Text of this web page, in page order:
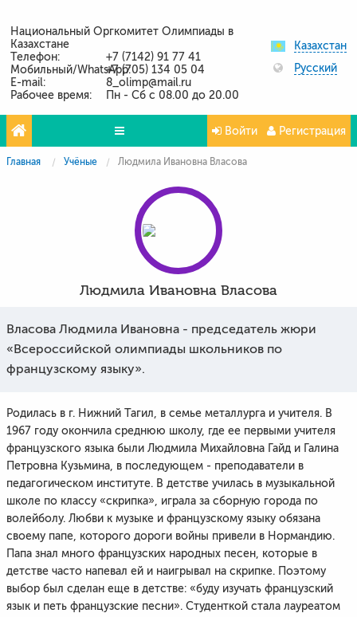
Национальный Оргкомитет Олимпиады в
Казахстане
Телефон:
+7 (7142) 91 77 41
Мобильный/WhatsApp:+7 (705) 134 05 04
E-mail:
8_olimp@mail.ru
Рабочее время:
Пн - Сб с 08.00 до 20.00
Казахстан
Русский
Олимпиады
Войти Регистрация
Главная Учёные Людмила Ивановна Власова
Людмила Ивановна Власова
Власова Людмила Ивановна - председатель жюри
«Всероссийской олимпиады школьников по
французскому языку».
Родилась в г. Нижний Тагил, в семье металлурга и учителя. В
1967 году окончила среднюю школу, где ее первыми учителя
французского языка были Людмила Михайловна Гайд и Галина
Петровна Кузьмина, в последующем - преподаватели в
педагогическом институте. В детстве училась в музыкальной
школе по классу «скрипка», играла за сборную города по
волейболу. Любви к музыке и французскому языку обязана
своему папе, которого дороги войны привели в Нормандию.
Папа знал много французских народных песен, которые в
детстве часто напевал ей и наигрывал на скрипке. Поэтому
выбор был сделан еще в детстве: «буду изучать французский
язык и петь французские песни». Студенткой стала лауреатом